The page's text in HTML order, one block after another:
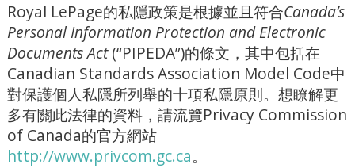
Royal LePage的私隱政策是根據並且符合Canada’s
Personal Information Protection and Electronic
Documents Act(“PIPEDA”)的條文，其中包括在
Canadian Standards Association Model Code中
對保護個人私隱所列舉的十項私隱原則。想瞭解更
多有關此法律的資料，請流覽Privacy Commission
of Canada的官方網站
http://www.privcom.gc.ca。